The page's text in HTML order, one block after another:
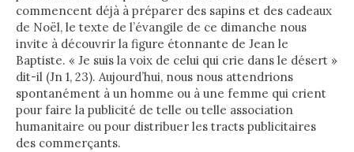
commencent déjà à préparer des sapins et des cadeaux
de Noël, le texte de l’évangile de ce dimanche nous
invite à découvrir la figure étonnante de Jean le
Baptiste. « Je suis la voix de celui qui crie dans le désert »
dit-il (Jn 1, 23). Aujourd’hui, nous nous attendrions
spontanément à un homme ou à une femme qui crient
pour faire la publicité de telle ou telle association
humanitaire ou pour distribuer les tracts publicitaires
des commerçants.